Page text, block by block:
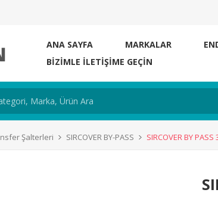
ANA SAYFA MARKALAR
BIZIMLE ILETIŞIME GEÇIN
Şalterleri SIRCOVER BY-PASS SIRCOVER BY PASS